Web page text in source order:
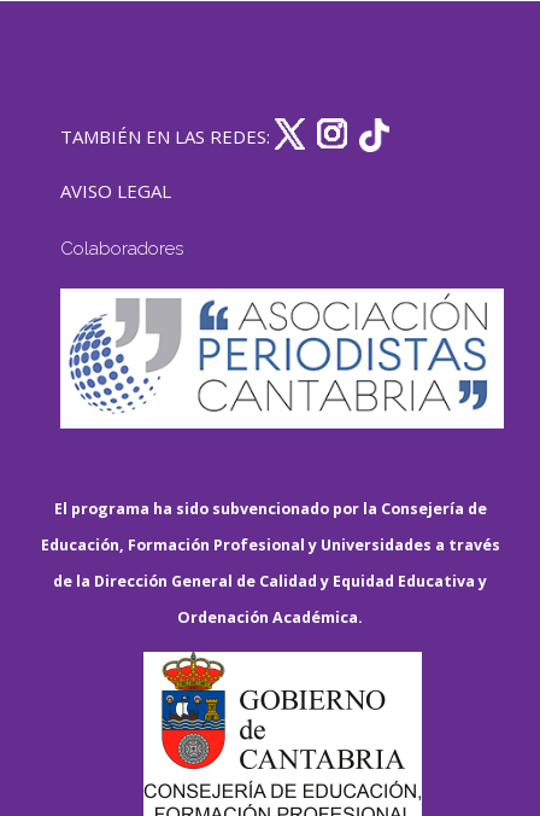
TAMBIÉN EN LAS REDES:
AVISO LEGAL
Colaboradores
El programa ha sido subvencionado por la Consejería de
Educación, Formación Profesional y Universidades a través
de la Dirección General de Calidad y Equidad Educativa y
Ordenación Académica.